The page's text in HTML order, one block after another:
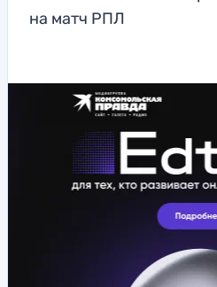
на матч РПЛ